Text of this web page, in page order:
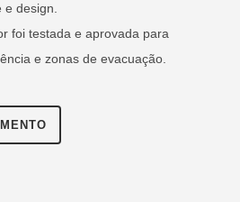
design.
foi testada e aprovada para
e zonas de evacuação.